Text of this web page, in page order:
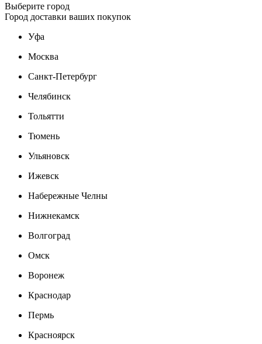
Выберите город
Город доставки ваших покупок
Уфа
Москва
Санкт-Петербург
Челябинск
Тольятти
Тюмень
Ульяновск
Ижевск
Набережные Челны
Нижнекамск
Волгоград
Омск
Воронеж
Краснодар
Пермь
Красноярск